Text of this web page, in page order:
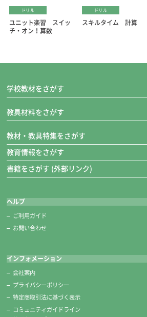
ドリル
ユニット楽習 スイッ
チ・オン！算数
ドリル
スキルタイム 計算
学校教材をさがす
教具材料をさがす
教材・教具特集をさがす
教育情報をさがす
書籍をさがす (外部リンク)
ヘルプ
ご利用ガイド
お問い合わせ
インフォメーション
会社案内
プライバシーポリシー
特定商取引法に基づく表示
コミュニティガイドライン